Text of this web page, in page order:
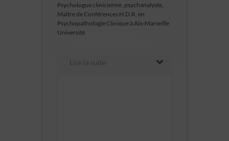
Psychologue clinicienne, psychanalyste,
Maître de Conférences H.D.R. en
Psychopathologie Clinique à Aix-Marseille
Université.
Lire la suite